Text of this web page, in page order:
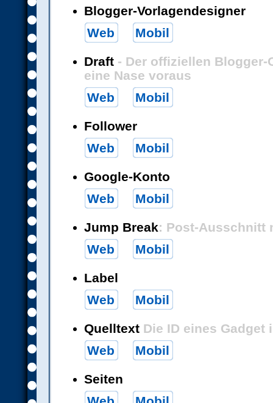
Blogger-Vorlagendesigner
Web
Mobil
Draft - Der offiziellen Blogger-
eine Nase voraus
Web
Mobil
Follower
Web
Mobil
Google-Konto
Web
Mobil
Jump Break: Post-Ausschnitt
Web
Mobil
Label
Web
Mobil
Quelltext Die ID eines
Web
Mobil
Seiten